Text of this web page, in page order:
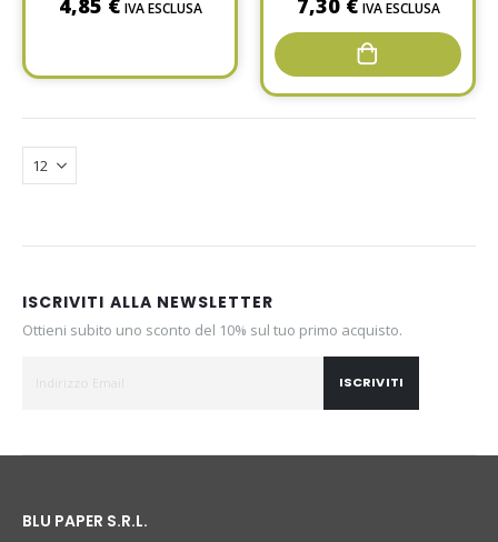
4,85 € IVA ESCLUSA 7,30 € IVA ESCLUSA
ISCRIVITI ALLA NEWSLETTER
Ottieni subito uno sconto del 10% sul tuo primo acquisto.
ISCRIVITI
BLU PAPER S.R.L.